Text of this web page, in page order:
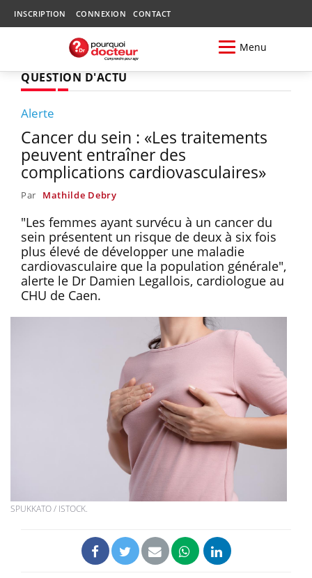
INSCRIPTION CONNEXION CONTACT
Menu
QUESTION D'ACTU
Alerte
Cancer du sein : «Les traitements
peuvent entraîner des
complications cardiovasculaires»
Par Mathilde Debry
"Les femmes ayant survécu à un cancer du
sein présentent un risque de deux à six fois
plus élevé de développer une maladie
cardiovasculaire que la population générale",
alerte le Dr Damien Legallois, cardiologue au
CHU de Caen.
SPUKKATO / ISTOCK.